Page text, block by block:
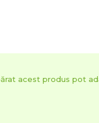
acest produs pot